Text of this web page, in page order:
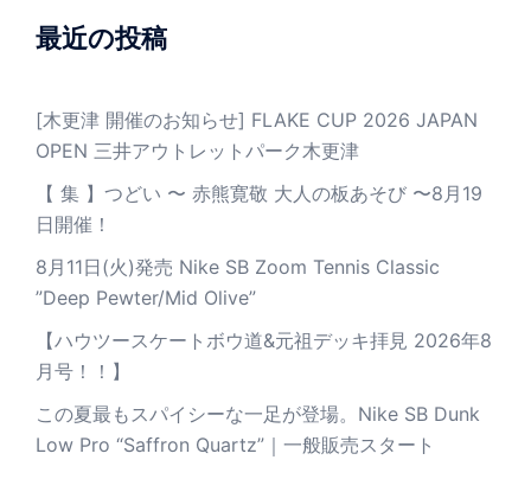
最近の投稿
[木更津 開催のお知らせ] FLAKE CUP 2026 JAPAN
OPEN 三井アウトレットパーク木更津
【 集 】つどい 〜 赤熊寛敬 大人の板あそび 〜8月19
日開催！
8月11日(火)発売 Nike SB Zoom Tennis Classic
”Deep Pewter/Mid Olive”
【ハウツースケートボウ道&元祖デッキ拝見 2026年8
月号！！】
この夏最もスパイシーな一足が登場。Nike SB Dunk
Low Pro “Saffron Quartz”｜一般販売スタート